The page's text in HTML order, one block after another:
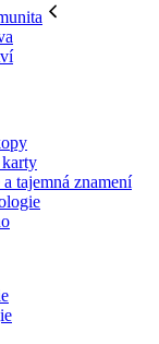
tajemná znamení